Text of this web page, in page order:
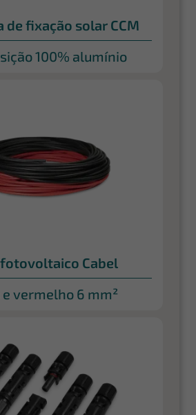
de fixação solar CCM
100% alumínio
fotovoltaico Cabel
vermelho 6 mm²